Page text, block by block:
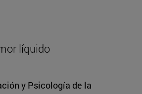
líquido
y Psicología de la